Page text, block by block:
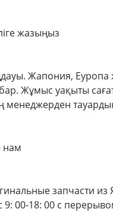
жазыңыз
Жапония,
Жұмыс уақыты
менеджерден
нам
запчасти из
00-18: 00 с